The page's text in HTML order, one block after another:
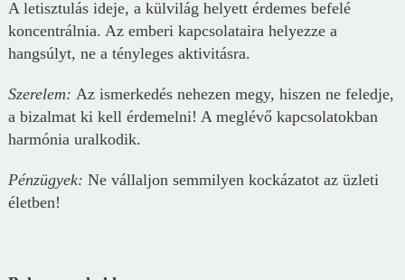
A letisztulás ideje, a külvilág helyett érdemes befelé
koncentrálnia. Az emberi kapcsolataira helyezze a
hangsúlyt, ne a tényleges aktivitásra.
Szerelem: Az ismerkedés nehezen megy, hiszen ne feledje,
a bizalmat ki kell érdemelni! A meglévő kapcsolatokban
harmónia uralkodik.
Pénzügyek: Ne vállaljon semmilyen kockázatot az üzleti
életben!